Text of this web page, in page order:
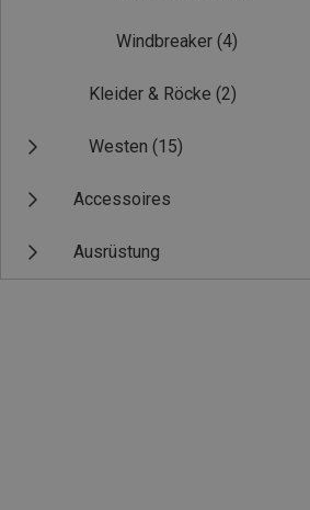
Windbreaker (4)
Kleider & Röcke (2)
Westen (15)
Accessoires
Ausrüstung